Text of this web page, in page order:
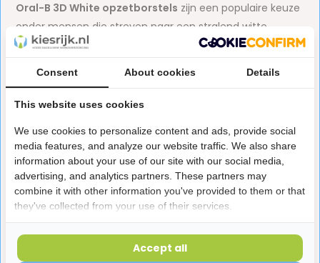
Oral-B 3D White opzetborstels zijn een populaire keuze
onder mensen die streven naar een stralend witte
glimlach en een grondige reiniging van hun tanden en
de natuurlijke witheid van je tanden te herstellen.
De Oral B 3D White opzetborstels maken gebruik vaneen
geavanceerde borsteltechnologie om tandplak te
verwijderen en oppervlaktevlekken te verminderen. Ze
hebben een speciaal ontworpen borstelkop met een
polijstkop die elke tand en iedere kies omringt. Dit zorgt
voor een grondige reiniging en helpt om verkleuringen te
verminderen.
Consent About cookies Details
This website uses cookies
We use cookies to personalize content and ads, provide social
media features, and analyze our website traffic. We also share
information about your use of our site with our social media,
advertising, and analytics partners. These partners may
combine it with other information you've provided to them or that
they've collected from your use of their services.
Accept all